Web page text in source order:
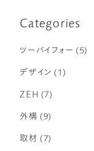
Categories
ツーバイフォー (5)
デザイン (1)
ZEH (7)
外構 (9)
取材 (7)